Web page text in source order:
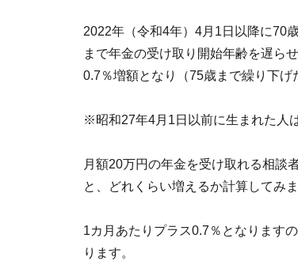
2022年（令和4年）4月1日以降に70
まで年金の受け取り開始年齢を遅ら
0.7％増額となり（75歳まで繰り下げ
※昭和27年4月1日以前に生まれた人
月額20万円の年金を受け取れる相談
と、どれくらい増えるか計算してみま
1カ月あたりプラス0.7％となります
ります。